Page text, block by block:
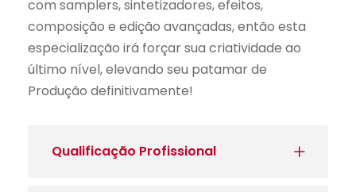
com samplers, sintetizadores, efeitos,
composição e edição avançadas, então esta
especialização irá forçar sua criatividade ao
último nível, elevando seu patamar de
Produção definitivamente!
Qualificação Profissional